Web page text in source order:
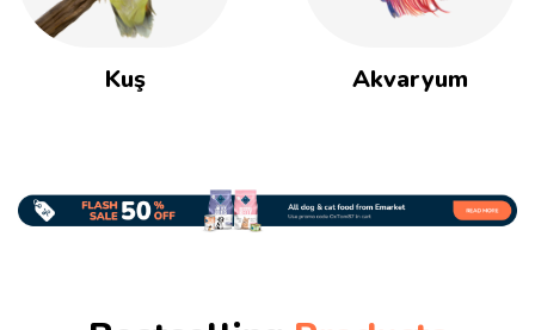
Kuş Akvaryum